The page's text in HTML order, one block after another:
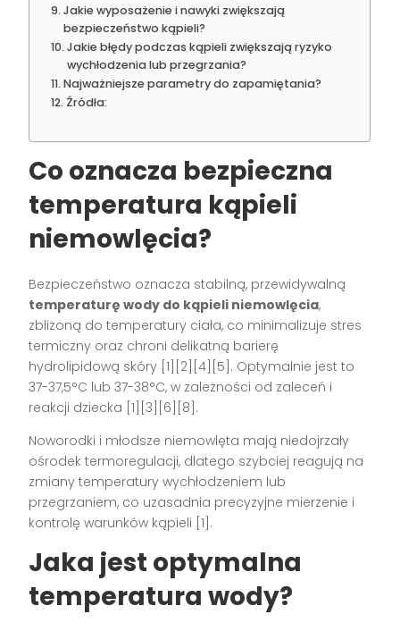
Jakie wyposażenie i nawyki zwiększają
bezpieczeństwo kąpieli?
Jakie błędy podczas kąpieli zwiększają ryzyko
wychłodzenia lub przegrzania?
Najważniejsze parametry do zapamiętania?
Źródła:
Co oznacza bezpieczna
temperatura kąpieli
niemowlęcia?
Bezpieczeństwo oznacza stabilną, przewidywalną
temperaturę wody do kąpieli niemowlęcia,
zbliżoną do temperatury ciała, co minimalizuje stres
termiczny oraz chroni delikatną barierę
hydrolipidową skóry [1][2][4][5]. Optymalnie jest to
37-37,5°C lub 37-38°C, w zależności od zaleceń i
reakcji dziecka [1][3][6][8].
Noworodki i młodsze niemowlęta mają niedojrzały
ośrodek termoregulacji, dlatego szybciej reagują na
zmiany temperatury wychłodzeniem lub
przegrzaniem, co uzasadnia precyzyjne mierzenie i
kontrolę warunków kąpieli [1].
Jaka jest optymalna
temperatura wody?